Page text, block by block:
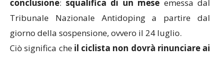
conclusione: squalifica di un mese emessa dal
Tribunale Nazionale Antidoping a partire dal
giorno della sospensione, ovvero il 24 luglio.
Ciò significa che il ciclista non dovrà rinunciare ai